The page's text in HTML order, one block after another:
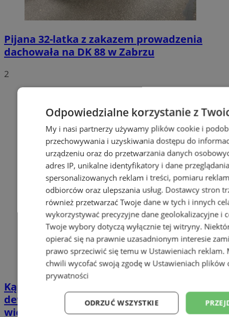
Pijana 32-latka z zakazem prowadzenia
dachowała na DK 88 w Zabrzu
2
Kąpielisko Leśne trafi w ręce
deweloperów? To sugeruje były
wiceprezydent. Co na obecne władze?
Odpowiedzialne korzystanie z
My i nasi partnerzy używamy plików cookie i
przechowywania i uzyskiwania dostępu do
urządzeniu oraz do przetwarzania danych
adres IP, unikalne identyfikatory i dane
spersonalizowanych reklam i treści, pomiaru
odbiorców oraz ulepszania usług. Dostawcy stron
również przetwarzać Twoje dane w tych i innych
wykorzystywać precyzyjne dane geolokalizacyjne i
Twoje wybory dotyczą wyłącznie tej witryny.
opierać się na prawnie uzasadnionym interesie
prawo sprzeciwić się temu w Ustawieniach reklam.
chwili wycofać swoją zgodę w Ustawieniach plików
prywatności
ODRZUĆ WSZYSTKIE